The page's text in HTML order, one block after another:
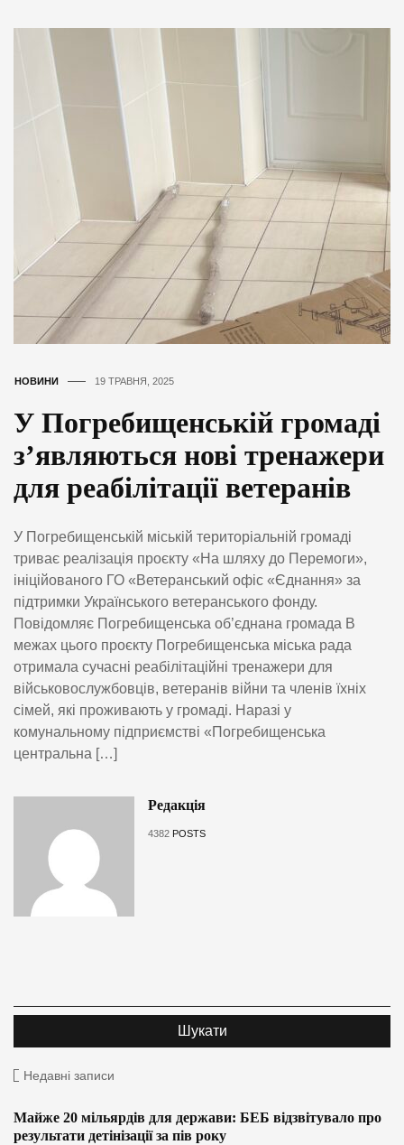
НОВИНИ 19 ТРАВНЯ, 2025
У Погребищенській громаді
з’являються нові тренажери
для реабілітації ветеранів
У Погребищенській міській територіальній громаді
триває реалізація проєкту «На шляху до Перемоги»,
ініційованого ГО «Ветеранський офіс «Єднання» за
підтримки Українського ветеранського фонду.
Повідомляє Погребищенська об’єднана громада В
межах цього проєкту Погребищенська міська рада
отримала сучасні реабілітаційні тренажери для
військовослужбовців, ветеранів війни та членів їхніх
сімей, які проживають у громаді. Наразі у
комунальному підприємстві «Погребищенська
центральна […]
Редакція
4382 POSTS
Недавні записи
Майже 20 мільярдів для держави: БЕБ відзвітувало про
результати детінізації за пів року